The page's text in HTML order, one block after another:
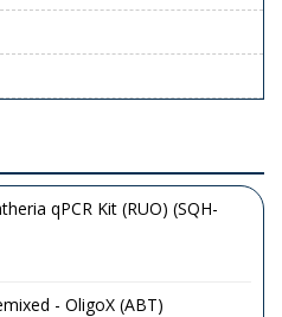
qPCR Kit (RUO) (SQH-
- OligoX (ABT)